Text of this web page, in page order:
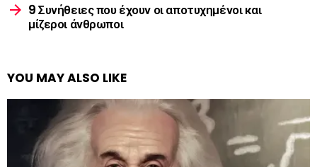
9 Συνήθειες που έχουν οι αποτυχημένοι και
μίζεροι άνθρωποι
YOU MAY ALSO LIKE